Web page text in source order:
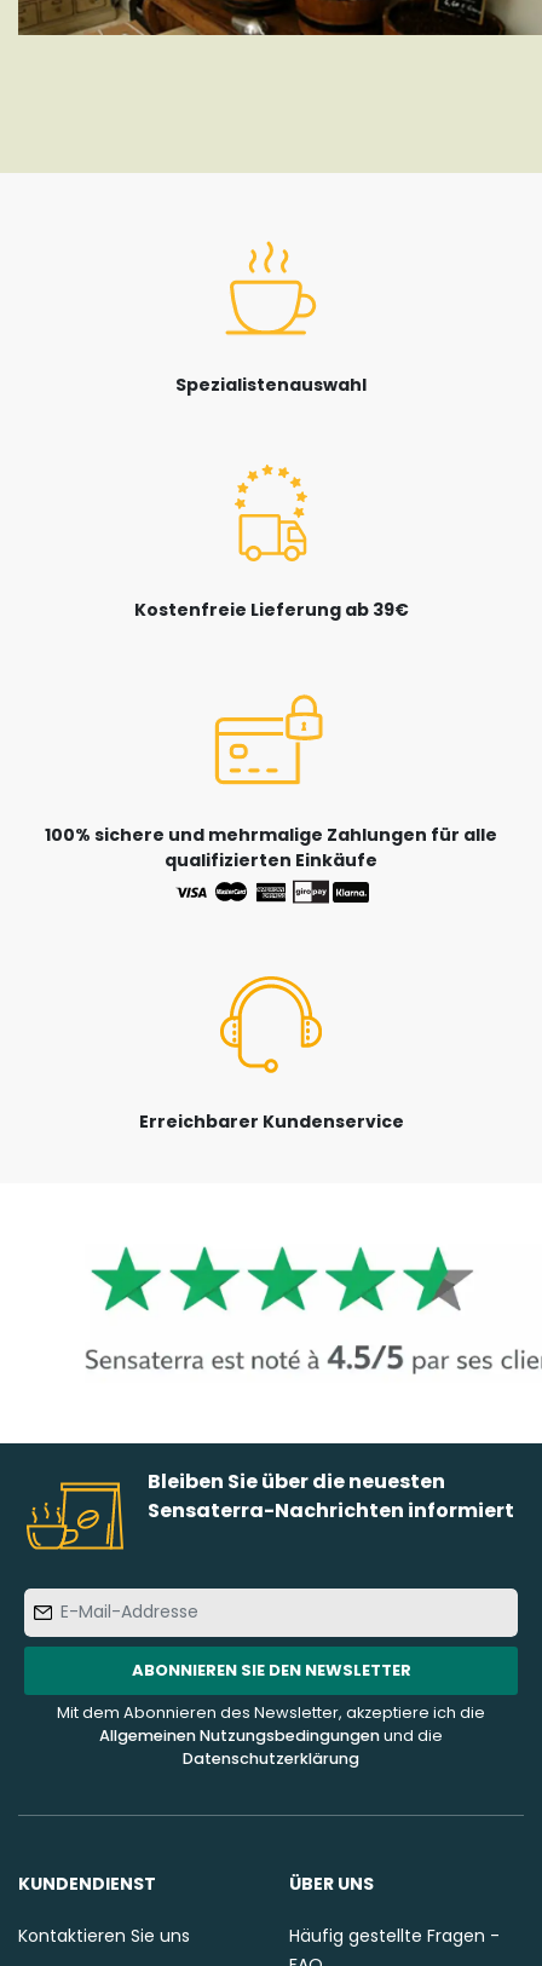
Spezialistenauswahl
Kostenfreie Lieferung ab 39€
100% sichere und mehrmalige Zahlungen für alle
qualifizierten Einkäufe
Erreichbarer Kundenservice
Bleiben Sie über die neuesten
Sensaterra-Nachrichten informiert
Mail-
Addresse
ABONNIEREN SIE DEN NEWSLETTER
Mit dem Abonnieren des Newsletter, akzeptiere ich die
Allgemeinen Nutzungsbedingungenund die
Datenschutzerklärung
KUNDENDIENST
Kontaktieren Sie uns
ÜBER UNS
Häufig gestellte Fragen -